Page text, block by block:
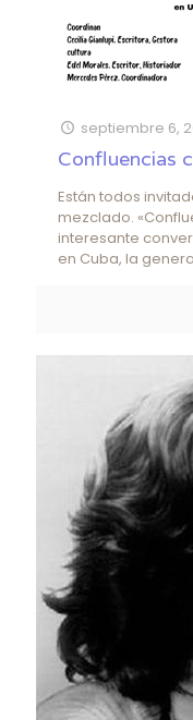
septiembre 6,
Confluencias
Están todos
mezclado.
interesante
en Cuba, la